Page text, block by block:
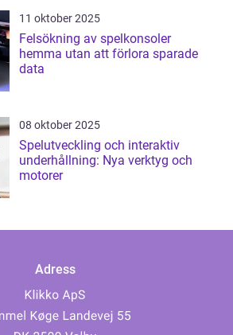
11 oktober 2025
Felsökning av spelkonsoler
hemma utan att förlora sparade
data
08 oktober 2025
Spelutveckling och interaktiv
underhållning: Nya verktyg och
motorer
Adress